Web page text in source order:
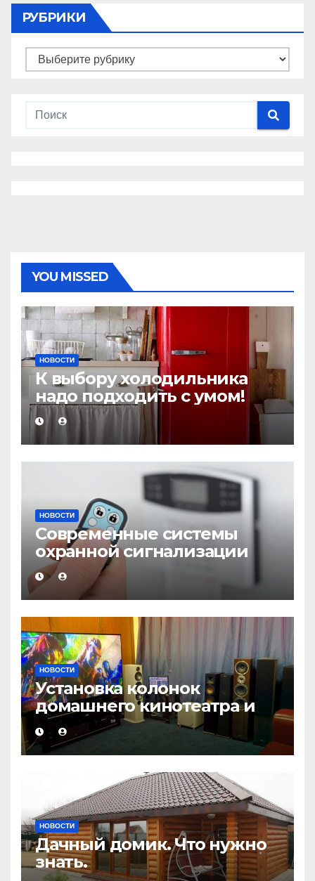
РУБРИКИ
Рубрики
YOU MISSED
НОВОСТИ
К выбору холодильника
надо подходить с умом!
НОВОСТИ
Современные системы
охранной сигнализации
НОВОСТИ
Установка колонок
домашнего кинотеатра и
настройка звука
НОВОСТИ
Дачный домик. Что нужно
знать.